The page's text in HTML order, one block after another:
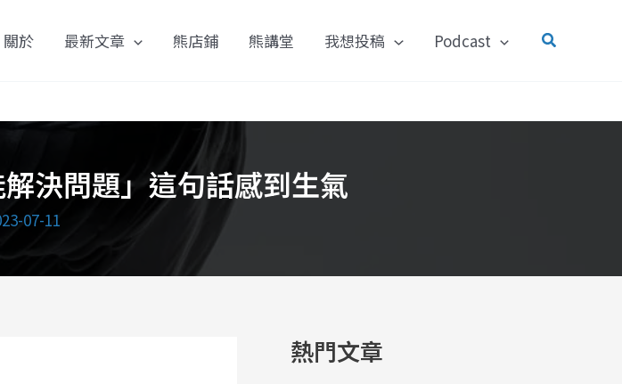
關於 最新文章 熊店鋪 熊講堂 我想投稿 Podcast
搜
決問題」這句話感到生氣
07-11
熱門文章